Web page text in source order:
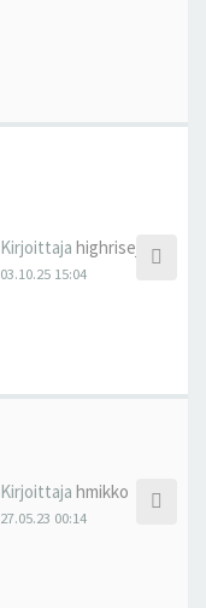
Kirjoittaja highrisejonne
03.10.25 15:04
Kirjoittaja hmikko
27.05.23 00:14